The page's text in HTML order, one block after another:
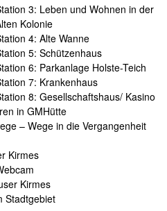
3: Leben und Wohnen in der
Kolonie
4: Alte Wanne
5: Schützenhaus
6: Parkanlage Holste-Teich
7: Krankenhaus
8: Gesellschaftshaus/ Kasino
in GMHütte
– Wege in die Vergangenheit
Kirmes
Kirmes
Stadtgebiet